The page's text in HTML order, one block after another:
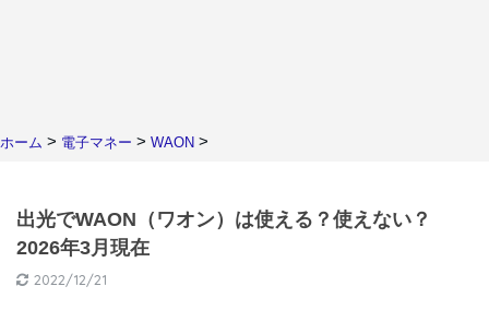
ホーム > 電子マネー > WAON >
出光でWAON（ワオン）は使える？使えない？
2026年3月現在
2022/12/21